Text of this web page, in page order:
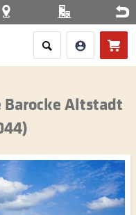
Barocke Altstadt